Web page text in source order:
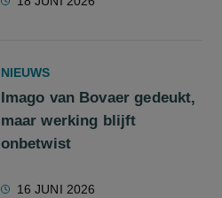
NIEUWS
Imago van Bovaer gedeukt,
maar werking blijft
onbetwist
16 JUNI 2026